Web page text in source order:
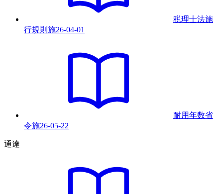
税理士法施
行規則 施26-04-01
耐用年数省
令施26-05-22
通達